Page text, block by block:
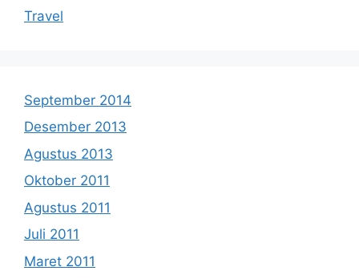
Travel
September 2014
Desember 2013
Agustus 2013
Oktober 2011
Agustus 2011
Juli 2011
Maret 2011